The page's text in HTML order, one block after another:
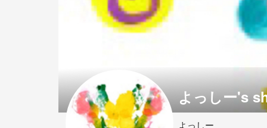
よっしー's
よっしー